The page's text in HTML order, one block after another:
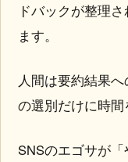
ドバックが整理
ます。
人間は要約結果
の選別だけに時間
SNSのエゴサが